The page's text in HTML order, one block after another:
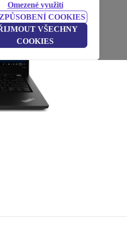
Omezené využití
COOKIES
VŠECHNY
COOKIES